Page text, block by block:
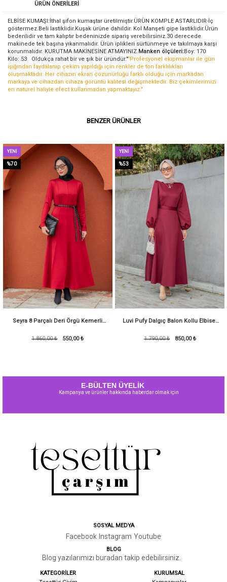
ÜRÜN ÖNERILERI
ELBİSE KUMAŞI:İthal şifon kumaştar üretilmiştir.ÜRÜN KOMPLE ASTARLIDIR-İç
göstermez.Beli lastiklidir.Kuşak ürüne dahildir. Kol Manşeti gipe lastiklidir.Ürün
bedenlidir ve tam kalıptır bedeninizde sipariş verebilirsiniz.30 derecede
makinede tek başına yıkanmalıdır. Ürün iplikleri sürtünmeye ve takılmaya karşı
korunmalıdır. KURUTMA MAKİNESİNE ATMAYINIZ.Manken ölçüleri:Boy: 170
Kilo: 53 Oldukça rahat bir ve şık bir üründür.""Profesyonel ekipmanlar ile gün
ışığından faydalanıp çekim yapıldığı için renkler de ton farklılıkları
oluşmaktadır. Her cihazın ekran çözünürlüğü farklı olduğu için markadan
markaya ve cihazdan cihaza görüntü kalitesi değişmektedir. Biz çekimlerimizi
en naturel haliyle efect kullanmadan yapmaktayız."
BENZER ÜRÜNLER
Seyra 8 Parçalı Deri Örgü Kemerli
Pufy Dalgıç Elbise-Bordo
550,00 ₺
1.860,00 ₺
%70
YENI
ÜRÜN
Luvi Pufy Dalgıç Balon Kollu Elbise-
Kırmızı850,00 ₺
1.790,00 ₺
%53
YENI
ÜRÜN
E-BÜLTEN ÜYELİK
Kampanya ve ürünler hakkında haberdar olmak için
SOSYAL MEDYA
Facebook Instagram Youtube
BLOG
Blog yazılarımızı buradan takip edebilirsiniz.
KATEGORİLER
KURUMSAL